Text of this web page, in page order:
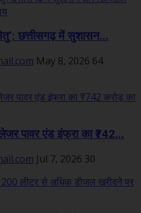
छत्तीसगढ़ में सुशासन...
May 8, 2026 64
पावर एंड इंफ्रा का ₹742...
Jul 7, 2026 30